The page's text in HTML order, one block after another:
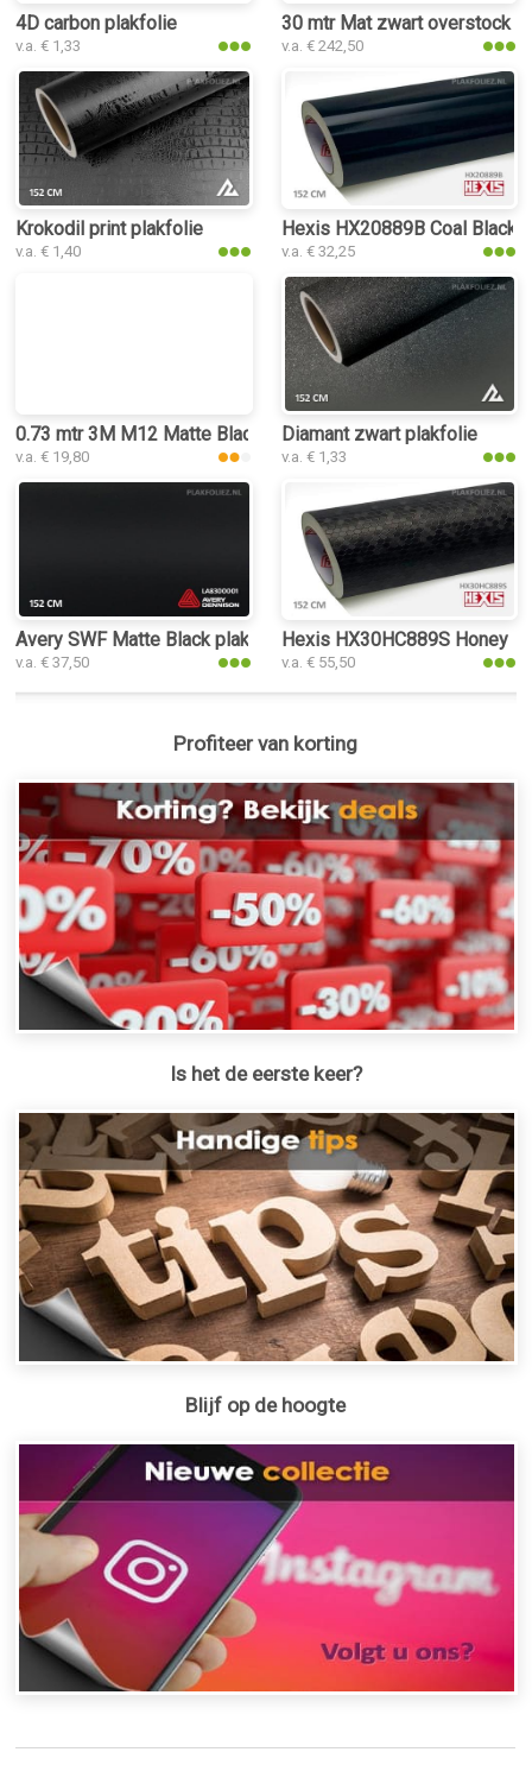
4D carbon plakfolie
v.a. € 1,33
30 mtr Mat zwart overstock
v.a. € 242,50
Krokodil print plakfolie
v.a. € 1,40
Hexis HX20889B Coal Black
v.a. € 32,25
0.73 mtr 3M M12 Matte Black
v.a. € 19,80
Diamant zwart plakfolie
v.a. € 1,33
Avery SWF Matte Black plakfolie
v.a. € 37,50
Hexis HX30HC889S Honey
v.a. € 55,50
Profiteer van korting
Is het de eerste keer?
Blijf op de hoogte